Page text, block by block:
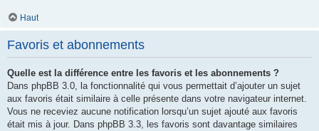
Haut
Favoris et abonnements
Quelle est la différence entre les favoris et les abonnements ?
Dans phpBB 3.0, la fonctionnalité qui vous permettait d’ajouter un sujet
aux favoris était similaire à celle présente dans votre navigateur internet.
Vous ne receviez aucune notification lorsqu’un sujet ajouté aux favoris
était mis à jour. Dans phpBB 3.3, les favoris sont davantage similaires